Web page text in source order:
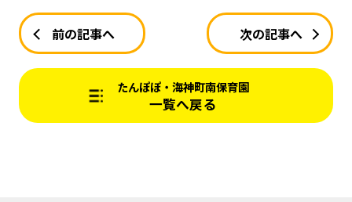
前の記事へ 次の記事へ
たんぽぽ・海神町南保育園
一覧へ戻る